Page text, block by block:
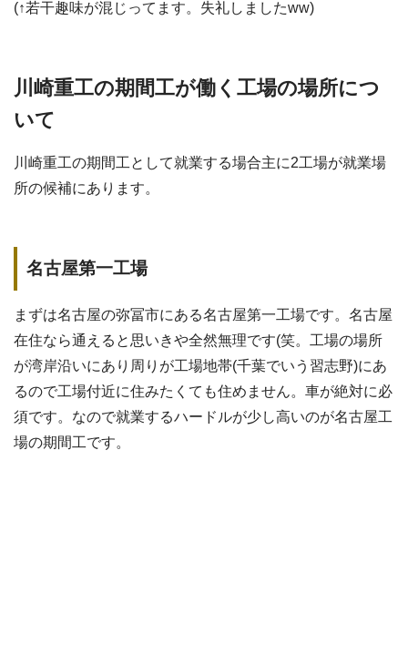
(↑若干趣味が混じってます。失礼しましたww)
川崎重工の期間工が働く工場の場所につ
いて
川崎重工の期間工として就業する場合主に2工場が就業場
所の候補にあります。
名古屋第一工場
まずは名古屋の弥冨市にある名古屋第一工場です。名古屋
在住なら通えると思いきや全然無理です(笑。工場の場所
が湾岸沿いにあり周りが工場地帯(千葉でいう習志野)にあ
るので工場付近に住みたくても住めません。車が絶対に必
須です。なので就業するハードルが少し高いのが名古屋工
場の期間工です。